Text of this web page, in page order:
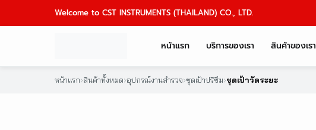
Welcome to CST INSTRUMENTS (THAILAND) CO., LTD.
หน้าแรก บริการของเรา สินค้าของเรา
หน้าแรก›สินค้าทั้งหมด›อุปกรณ์งานสำรวจ›ชุดเป้าปริซึม›ชุดเป้าวัดระยะ